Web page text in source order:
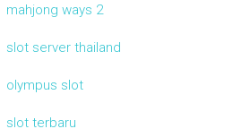
mahjong ways 2
slot server thailand
olympus slot
slot terbaru